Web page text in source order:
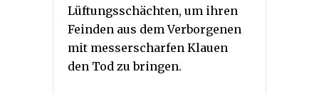
Lüftungsschächten, um ihren
Feinden aus dem Verborgenen
mit messerscharfen Klauen
den Tod zu bringen.